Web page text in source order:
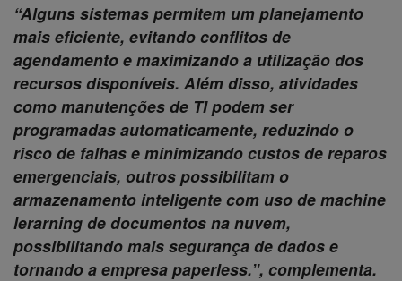
“Alguns sistemas permitem um planejamento
mais eficiente, evitando conflitos de
agendamento e maximizando a utilização dos
recursos disponíveis. Além disso, atividades
como manutenções de TI podem ser
programadas automaticamente, reduzindo o
risco de falhas e minimizando custos de reparos
emergenciais, outros possibilitam o
armazenamento inteligente com uso de machine
lerarning de documentos na nuvem,
possibilitando mais segurança de dados e
tornando a empresa paperless.”, complementa.